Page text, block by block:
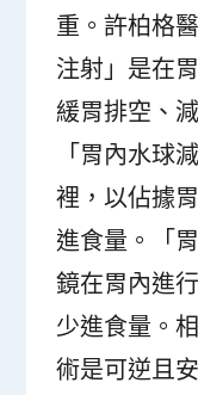
重。許柏格
注射」是在
緩胃排空、
「胃內水球
裡，以佔據
進食量。「
鏡在胃內進
少進食量。
術是可逆且